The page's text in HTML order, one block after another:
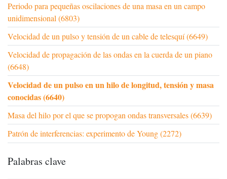
Periodo para pequeñas oscilaciones de una masa en un campo
unidimensional (6803)
Velocidad de un pulso y tensión de un cable de telesquí (6649)
Velocidad de propagación de las ondas en la cuerda de un piano
(6648)
Velocidad de un pulso en un hilo de longitud, tensión y masa
conocidas (6640)
Masa del hilo por el que se propogan ondas transversales (6639)
Patrón de interferencias: experimento de Young (2272)
Palabras clave